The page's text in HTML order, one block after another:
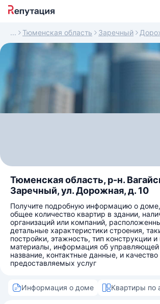
Тюменская область Заречный
Тюменская область, р-н.
Заречный, ул. Дорожная, д. 10
Получите подробную информацию о
общее количество квартир в здании,
организаций или компаний,
детальные характеристики строения,
постройки, этажность, тип конструкции
материалы, информация об
название, контактные данные, и качество
предоставляемых услуг
Информация о доме Квартиры по